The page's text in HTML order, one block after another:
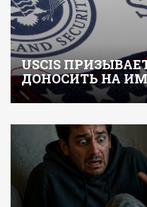
USCIS
ДОНОСИТЬ НА